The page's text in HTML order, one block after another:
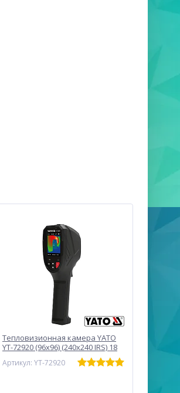
Тепловизионная камера YATO
YT-72920 (96x96) (240x240 IRS) 18
Артикул: YT-72920